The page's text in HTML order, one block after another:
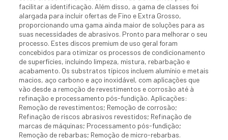
facilitar a identificação. Além disso, a gama de classes foi
alargada para incluir ofertas de Fino e Extra Grosso,
proporcionando uma gama ainda maior de soluções para as
suas necessidades de abrasivos. Pronto para melhorar o seu
processo. Estes discos premium de uso geral foram
concebidos para otimizar os processos de condicionamento
de superfícies, incluindo limpeza, mistura, rebarbação e
acabamento. Os substratos típicos incluem alumínio e metais
macios, aço carbono e aço inoxidável, com aplicações que
vão desde a remoção de revestimentos e corrosão até à
refinação e processamento pós-fundição. Aplicações:
Remoção de revestimentos; Remoção de corrosão;
Refinação de riscos abrasivos revestidos; Refinação de
marcas de máquinas; Processamento pós-fundição;
Remoção de rebarbas; Remoção de micro-rebarbas.